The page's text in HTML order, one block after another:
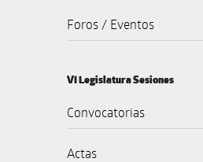
Foros / Eventos
VI Legislatura Sesiones
Convocatorias
Actas